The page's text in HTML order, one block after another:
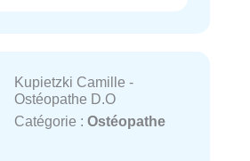
Kupietzki Camille -
Ostéopathe D.O
Catégorie : Ostéopathe